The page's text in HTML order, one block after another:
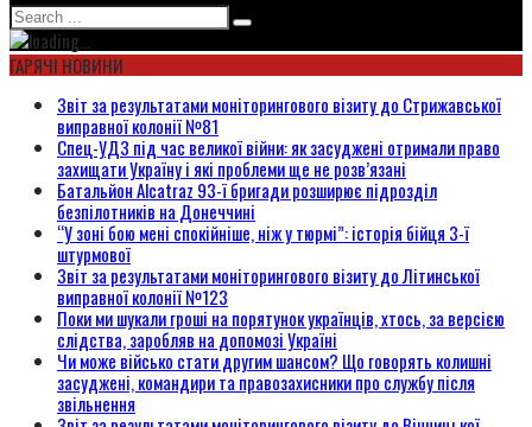
ГАРЯЧІ НОВИНИ
Звіт за результатами моніторингового візиту до Стрижавської
виправної колонії №81
Спец-УДЗ під час великої війни: як засуджені отримали право
захищати Україну і які проблеми ще не розв’язані
Батальйон Alcatraz 93-ї бригади розширює підрозділ
безпілотників на Донеччині
“У зоні бою мені спокійніше, ніж у тюрмі”: історія бійця 3-ї
штурмової
Звіт за результатами моніторингового візиту до Літинської
виправної колонії №123
Поки ми шукали гроші на порятунок українців, хтось, за версією
слідства, заробляв на допомозі Україні
Чи може військо стати другим шансом? Що говорять колишні
засуджені, командири та правозахисники про службу після
звільнення